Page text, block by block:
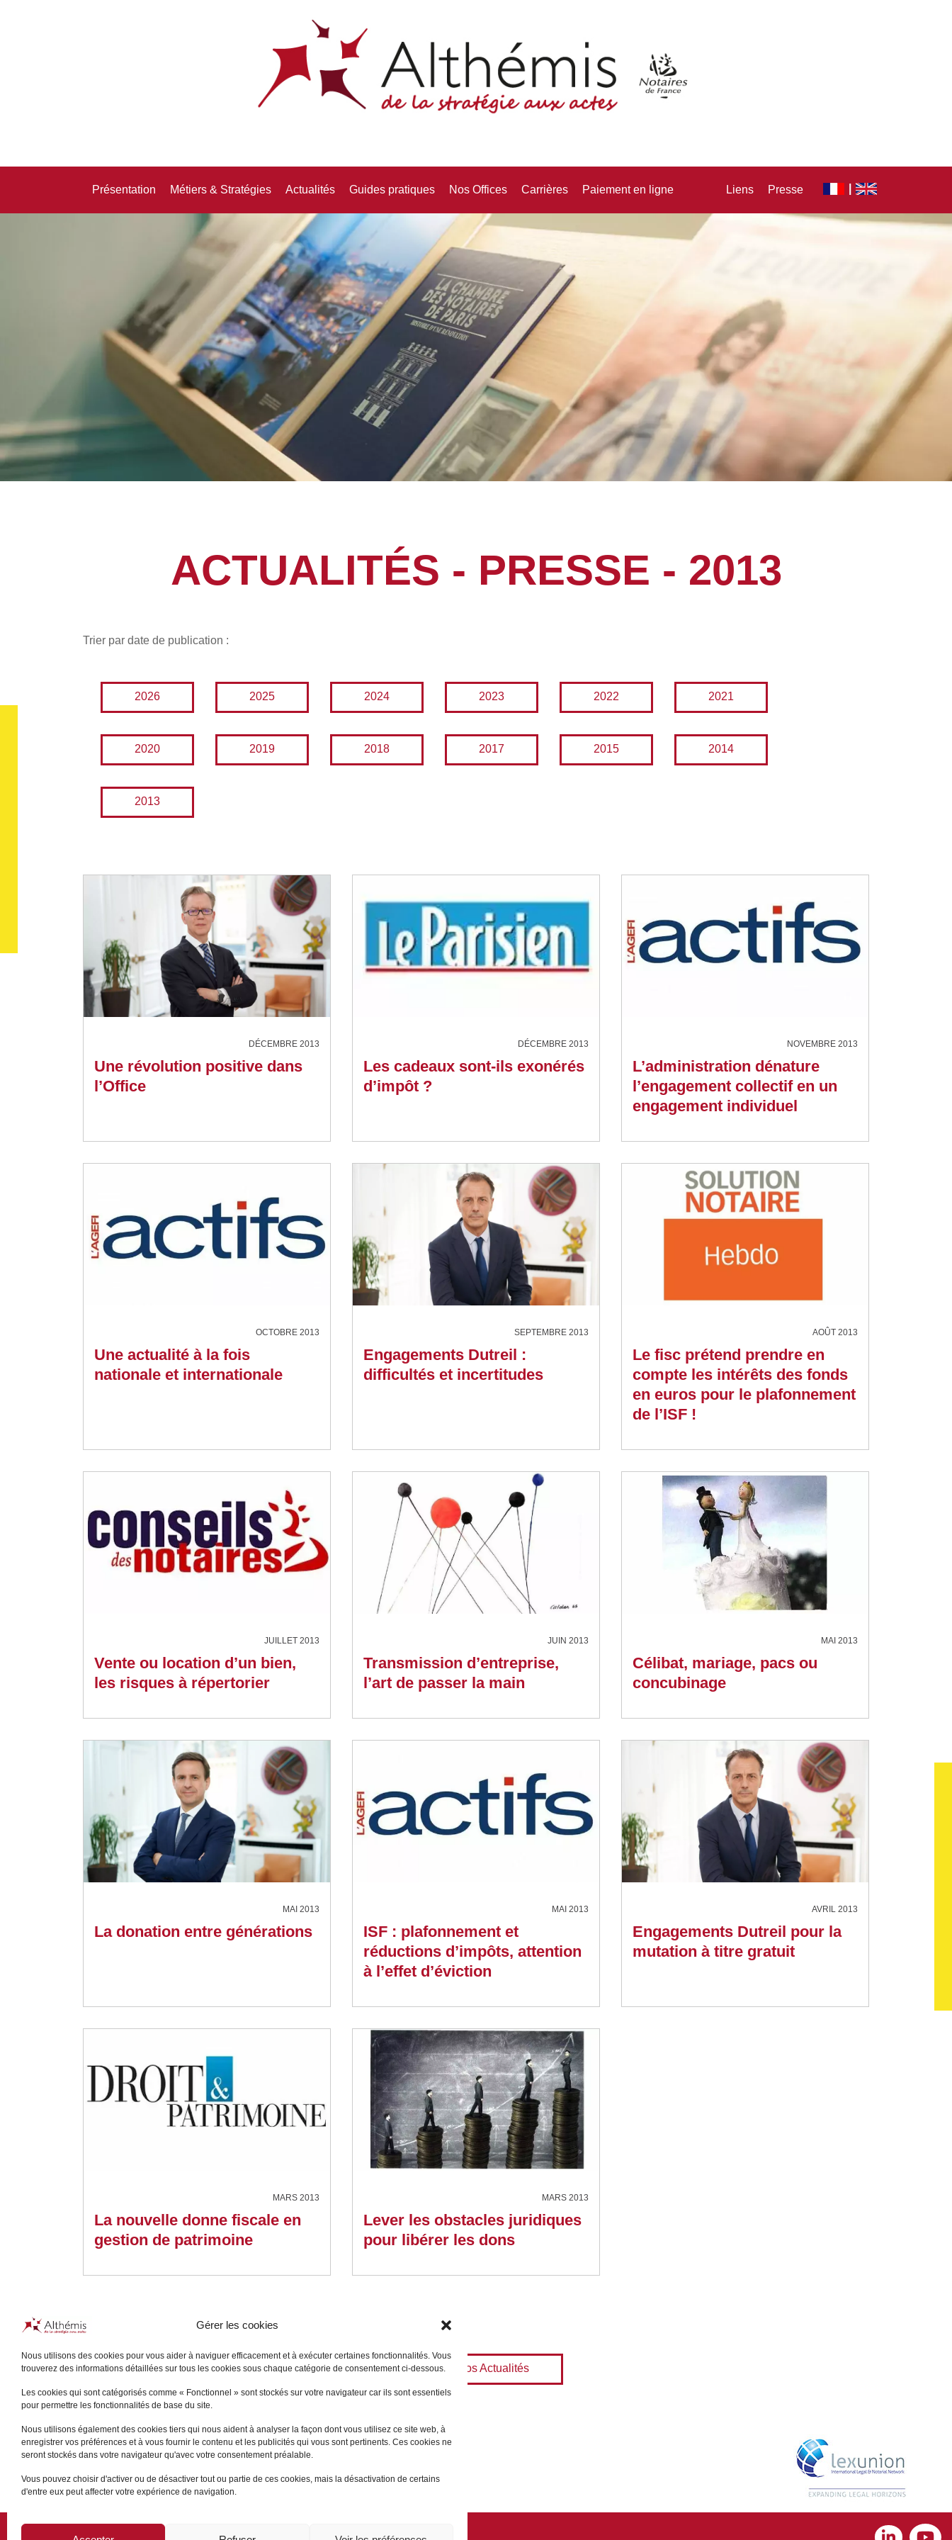
Gérer les cookies
Nous utilisons des cookies pour vous aider à naviguer efficacement et à exécuter certaines fonctionnalités. Vous
trouverez des informations détaillées sur tous les cookies sous chaque catégorie de consentement ci-dessous.
Les cookies qui sont catégorisés comme « Fonctionnel » sont stockés sur votre navigateur car ils sont essentiels
pour permettre les fonctionnalités de base du site.
Nous utilisons également des cookies tiers qui nous aident à analyser la façon dont vous utilisez ce site web, à
enregistrer vos préférences et à vous fournir le contenu et les publicités qui vous sont pertinents. Ces cookies ne
seront stockés dans votre navigateur qu'avec votre consentement préalable.
Vous pouvez choisir d'activer ou de désactiver tout ou partie de ces cookies, mais la désactivation de certains
d'entre eux peut affecter votre expérience de navigation.
Présentation Métiers & Stratégies Actualités Guides pratiques Nos Offices Carrières Paiement en ligne Liens Presse
ACTUALITÉS - PRESSE - 2013
Trier par date de publication :
2026 2025 2024 2023 2022 2021
2020 2019 2018 2017 2015 2014
2013
DÉCEMBRE 2013
Une révolution positive dans
l’Office
DÉCEMBRE 2013
Les cadeaux sont-ils exonérés
d’impôt ?
NOVEMBRE 2013
L’administration dénature
l’engagement collectif en un
engagement individuel
OCTOBRE 2013
Une actualité à la fois
nationale et internationale
SEPTEMBRE 2013
Engagements Dutreil :
difficultés et incertitudes
AOÛT 2013
Le fisc prétend prendre en
compte les intérêts des fonds
en euros pour le plafonnement
de l’ISF !
JUILLET 2013
Vente ou location d’un bien,
les risques à répertorier
JUIN 2013
Transmission d’entreprise,
l’art de passer la main
MAI 2013
Célibat, mariage, pacs ou
concubinage
MAI 2013
La donation entre générations
MAI 2013
ISF : plafonnement et
réductions d’impôts, attention
à l’effet d’éviction
AVRIL 2013
Engagements Dutreil pour la
mutation à titre gratuit
MARS 2013
La nouvelle donne fiscale en
gestion de patrimoine
MARS 2013
Lever les obstacles juridiques
pour libérer les dons
Toutes nos Actualités
PLAN DU SITE / MENTIONS LÉGALES